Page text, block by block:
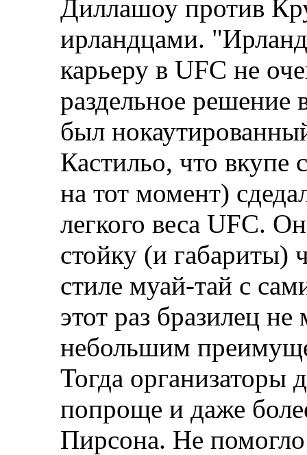
Диллашоу против
ирландцами.
карьеру в UFC не
раздельное решение
был
Кастильо, что вкупе
на тот момент)
легкого веса UFC.
стойку (и габариты)
стиле муай-тай с
этот раз бразилец
небольшим
Тогда организаторы
попроще и даже
Пирсона. Не помогло